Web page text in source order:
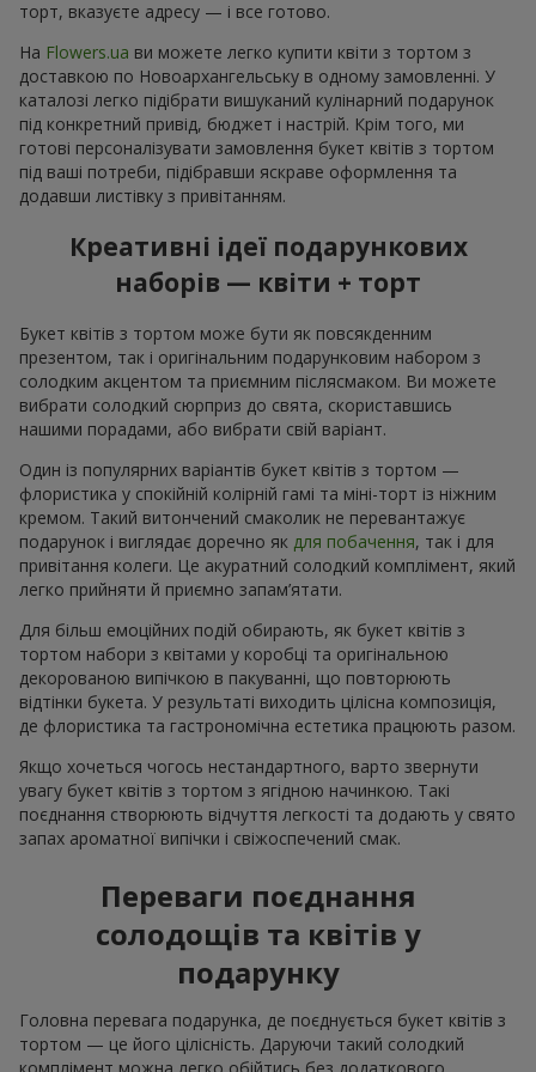
торт, вказуєте адресу — і все готово.
На Flowers.ua ви можете легко купити квіти з тортом з
доставкою по Новоархангельську в одному замовленні. У
каталозі легко підібрати вишуканий кулінарний подарунок
під конкретний привід, бюджет і настрій. Крім того, ми
готові персоналізувати замовлення букет квітів з тортом
під ваші потреби, підібравши яскраве оформлення та
додавши листівку з привітанням.
Креативні ідеї подарункових
наборів — квіти + торт
Букет квітів з тортом може бути як повсякденним
презентом, так і оригінальним подарунковим набором з
солодким акцентом та приємним післясмаком. Ви можете
вибрати солодкий сюрприз до свята, скориставшись
нашими порадами, або вибрати свій варіант.
Один із популярних варіантів букет квітів з тортом —
флористика у спокійній колірній гамі та міні-торт із ніжним
кремом. Такий витончений смаколик не перевантажує
подарунок і виглядає доречно як для побачення, так і для
привітання колеги. Це акуратний солодкий комплімент, який
легко прийняти й приємно запам’ятати.
Для більш емоційних подій обирають, як букет квітів з
тортом набори з квітами у коробці та оригінальною
декорованою випічкою в пакуванні, що повторюють
відтінки букета. У результаті виходить цілісна композиція,
де флористика та гастрономічна естетика працюють разом.
Якщо хочеться чогось нестандартного, варто звернути
увагу букет квітів з тортом з ягідною начинкою. Такі
поєднання створюють відчуття легкості та додають у свято
запах ароматної випічки і свіжоспечений смак.
Переваги поєднання
солодощів та квітів у
подарунку
Головна перевага подарунка, де поєднується букет квітів з
тортом — це його цілісність. Даруючи такий солодкий
комплімент можна легко обійтись без додаткового